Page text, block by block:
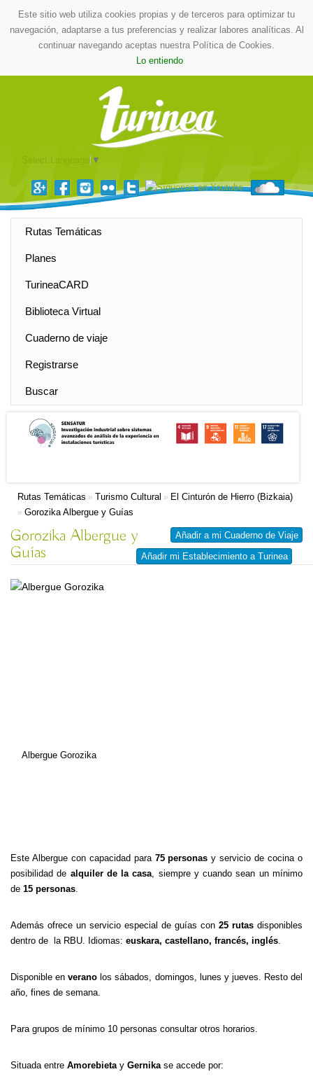
Este sitio web utiliza cookies propias y de terceros para optimizar tu
navegación, adaptarse a tus preferencias y realizar labores analíticas. Al
continuar navegando aceptas nuestra Política de Cookies.
Lo entiendo
▼
Rutas Temáticas
Planes
TurineaCARD
Biblioteca Virtual
Cuaderno de viaje
Registrarse
Buscar
Rutas Temáticas » Turismo Cultural » El Cinturón de Hierro (Bizkaia)
» Gorozika Albergue y Guías
Añadir a mi Cuaderno de Viaje
Añadir mi Establecimiento a Turinea
Gorozika Albergue y
Guías
Albergue Gorozika
Este Albergue con capacidad para 75 personas y servicio de cocina o
posibilidad de alquiler de la casa, siempre y cuando sean un mínimo
de 15 personas.
Además ofrece un servicio especial de guías con 25 rutas disponibles
dentro de la RBU. Idiomas: euskara, castellano, francés, inglés.
Disponible enverano los sábados, domingos, lunes y jueves. Resto del
año, fines de semana.
Para grupos de mínimo 10 personas consultar otros horarios.
Situada entre Amorebietay Gernikase accede por: